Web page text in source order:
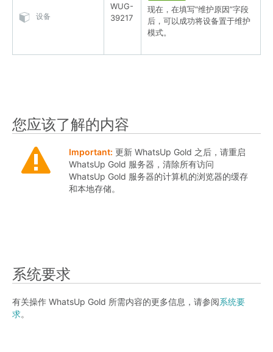
设备
WUG-
39217
现在，在填写“维护原因”字段
后，可以成功将设备置于维护
模式。
您应该了解的内容
Important: 更新 WhatsUp Gold 之后，请重启
WhatsUp Gold 服务器，清除所有访问
WhatsUp Gold 服务器的计算机的浏览器的缓存
和本地存储。
系统要求
有关操作 WhatsUp Gold 所需内容的更多信息，请参阅系统要
求。